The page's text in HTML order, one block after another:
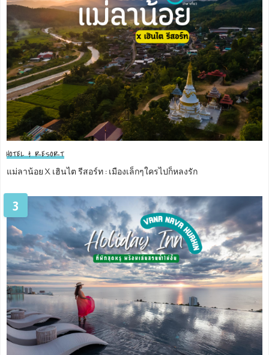
HOTEL & RESORT
แม่ลาน้อย X เฮินไต รีสอร์ท : เมืองเล็กๆใครไปก็หลงรัก
3